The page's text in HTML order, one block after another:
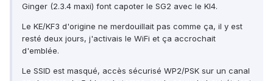
Ginger (2.3.4 maxi) font capoter le SG2 avec le KI4.
Le KE/KF3 d'origine ne merdouillait pas comme ça, il y est
resté deux jours, j'activais le WiFi et ça accrochait
d'emblée.
Le SSID est masqué, accès sécurisé WP2/PSK sur un canal